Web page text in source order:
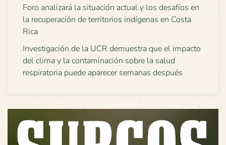
Foro analizará la situación actual y los desafíos en
la recuperación de territorios indígenas en Costa
Rica
Investigación de la UCR demuestra que el impacto
del clima y la contaminación sobre la salud
respiratoria puede aparecer semanas después